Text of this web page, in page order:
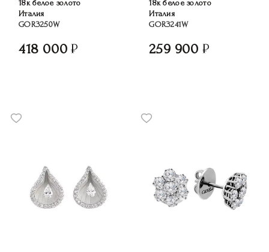
18к белое золото
Италия
GOR3250W
418 000
18к белое золото
Италия
GOR3241W
259 900